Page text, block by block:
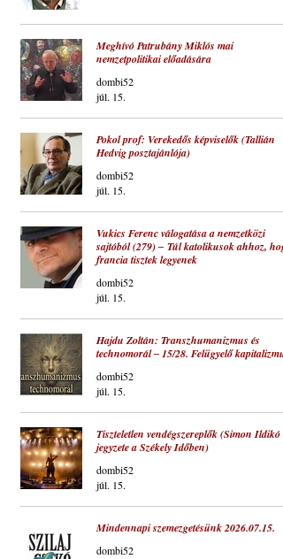
Meghívó Patrubány Miklós mai
nemzetpolitikai előadására
dombi52
júl. 15.
Pokol prof: Verekedős képviselők (Tallián
Hedvig posztajánlója)
dombi52
júl. 15.
Vukics Ferenc válogatása a nemzetközi
sajtóból (279) ‒ Túl katolikusok ahhoz, hogy
francia tisztek legyenek
dombi52
júl. 15.
Hajdu Zoltán: Transzhumanizmus és
technomorál ‒ 15/28. Felügyelő kapitalizmus
dombi52
júl. 15.
Tiszteletlen vendégszereplők (Simon Ildikó
jegyzete a Székely Időben)
dombi52
júl. 15.
Mindennapi szemezgetésünk 2026.07.15.
dombi52